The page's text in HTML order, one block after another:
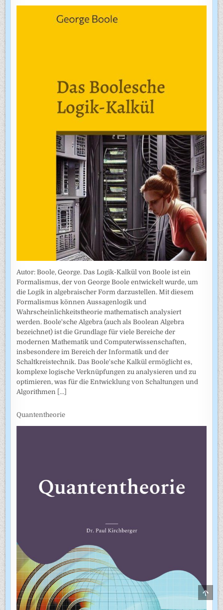
Autor: Boole, George. Das Logik-Kalkül von Boole ist ein
Formalismus, der von George Boole entwickelt wurde, um
die Logik in algebraischer Form darzustellen. Mit diesem
Formalismus können Aussagenlogik und
Wahrscheinlichkeitstheorie mathematisch analysiert
werden. Boole'sche Algebra (auch als Boolean Algebra
bezeichnet) ist die Grundlage für viele Bereiche der
modernen Mathematik und Computerwissenschaften,
insbesondere im Bereich der Informatik und der
Schaltkreistechnik. Das Boole'sche Kalkül ermöglicht es,
komplexe logische Verknüpfungen zu analysieren und zu
optimieren, was für die Entwicklung von Schaltungen und
Algorithmen [...]
Quantentheorie
TO
TOP